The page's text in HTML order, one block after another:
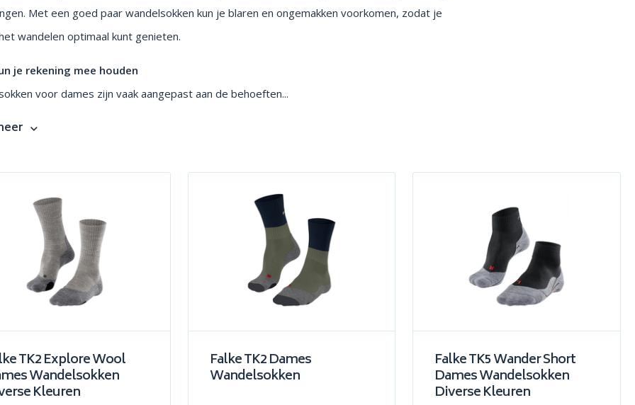
Met een goed paar wandelsokken kun je blaren en ongemakken voorkomen, zodat je
wandelen optimaal kunt genieten.
je rekening mee houden
voor dames zijn vaak aangepast aan de behoeften...
TK2 Explore Wool
Wandelsokken
Kleuren
Falke TK2 Dames
Wandelsokken
Falke TK5 Wander Short
Dames Wandelsokken
Diverse Kleuren